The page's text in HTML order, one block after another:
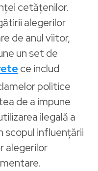
cetățenilor.
alegerilor
de anul viitor,
un set de
ce includ
politice
de a impune
ilegală a
scopul influențării
alegerilor